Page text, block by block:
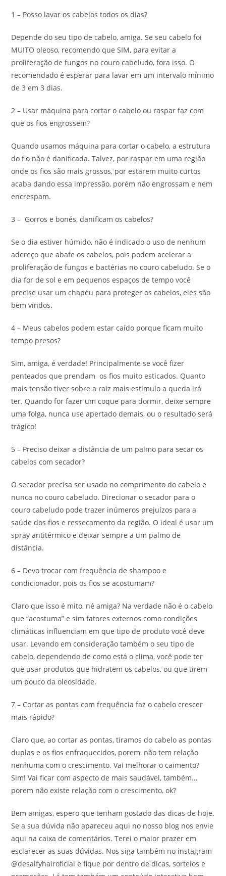
1 – Posso lavar os cabelos todos os dias?
Depende do seu tipo de cabelo, amiga. Se seu cabelo foi
MUITO oleoso, recomendo que SIM, para evitar a
proliferação de fungos no couro cabeludo, fora isso. O
recomendado é esperar para lavar em um intervalo mínimo
de 3 em 3 dias.
2 – Usar máquina para cortar o cabelo ou raspar faz com
que os fios engrossem?
Quando usamos máquina para cortar o cabelo, a estrutura
do fio não é danificada. Talvez, por raspar em uma região
onde os fios são mais grossos, por estarem muito curtos
acaba dando essa impressão, porém não engrossam e nem
encrespam.
3 – Gorros e bonés, danificam os cabelos?
Se o dia estiver húmido, não é indicado o uso de nenhum
adereço que abafe os cabelos, pois podem acelerar a
proliferação de fungos e bactérias no couro cabeludo. Se o
dia for de sol e em pequenos espaços de tempo você
precise usar um chapéu para proteger os cabelos, eles são
bem vindos.
4 – Meus cabelos podem estar caído porque ficam muito
tempo presos?
Sim, amiga, é verdade! Principalmente se você fizer
penteados que prendam os fios muito esticados. Quanto
mais tensão tiver sobre a raiz mais estimulo a queda irá
ter. Quando for fazer um coque para dormir, deixe sempre
uma folga, nunca use apertado demais, ou o resultado será
trágico!
5 – Preciso deixar a distância de um palmo para secar os
cabelos com secador?
O secador precisa ser usado no comprimento do cabelo e
nunca no couro cabeludo. Direcionar o secador para o
couro cabeludo pode trazer inúmeros prejuízos para a
saúde dos fios e ressecamento da região. O ideal é usar um
spray antitérmico e deixar sempre a um palmo de
distância.
6 – Devo trocar com frequência de shampoo e
condicionador, pois os fios se acostumam?
Claro que isso é mito, né amiga? Na verdade não é o cabelo
que “acostuma” e sim fatores externos como condições
climáticas influenciam em que tipo de produto você deve
usar. Levando em consideração também o seu tipo de
cabelo, dependendo de como está o clima, você pode ter
que usar produtos que hidratem os cabelos, ou que tirem
um pouco da oleosidade.
7 – Cortar as pontas com frequência faz o cabelo crescer
mais rápido?
Claro que, ao cortar as pontas, tiramos do cabelo as pontas
duplas e os fios enfraquecidos, porem, não tem relação
nenhuma com o crescimento. Vai melhorar o caimento?
Sim! Vai ficar com aspecto de mais saudável, também…
porem não existe relação com o crescimento, ok?
Bem amigas, espero que tenham gostado das dicas de hoje.
Se a sua dúvida não apareceu aqui no nosso blog nos envie
aqui na caixa de comentários. Terei o maior prazer em
esclarecer as suas dúvidas. Nos siga também no instagram
@desalfyhairoficial e fique por dentro de dicas, sorteios e